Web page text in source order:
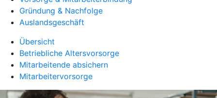
Gründung & Nachfolge
Auslandsgeschäft
Übersicht
Betriebliche Altersvorsorge
Mitarbeitende absichern
Mitarbeitervorsorge